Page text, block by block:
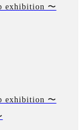
exhibition 〜
exhibition 〜